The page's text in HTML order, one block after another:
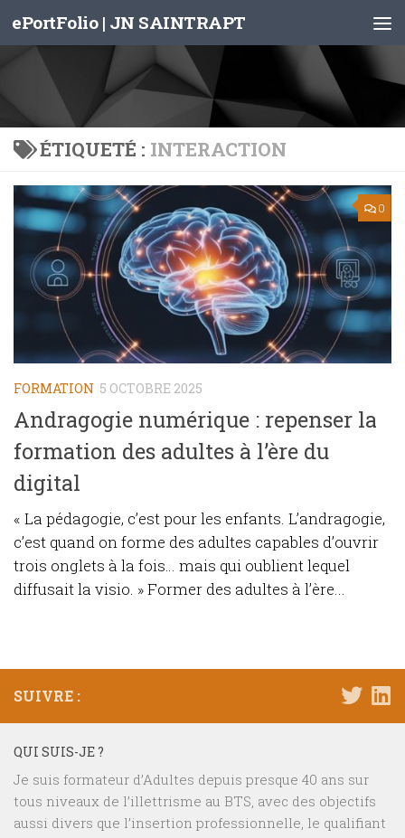
Skip to content
ePortFolio | JN SAINTRAPT
ÉTIQUETÉ : INTERACTION
0
FORMATION 5 OCTOBRE 2025
Andragogie numérique : repenser la
formation des adultes à l’ère du
digital
« La pédagogie, c’est pour les enfants. L’andragogie,
c’est quand on forme des adultes capables d’ouvrir
trois onglets à la fois… mais qui oublient lequel
diffusait la visio. » Former des adultes à l’ère...
SUIVRE :
QUI SUIS-JE ?
Je suis formateur d’Adultes depuis presque 40 ans sur
tous niveaux de l’illettrisme au BTS, avec des objectifs
aussi divers que l’insertion professionnelle, le qualifiant